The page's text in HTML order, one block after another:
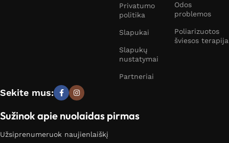
Privatumo
politika
Slapukai
Slapukų
nustatymai
Partneriai
Odos
problemos
Poliarizuotos
šviesos terapija
Sekite mus:
Sužinok apie nuolaidas pirmas
Užsiprenumeruok naujienlaiškį